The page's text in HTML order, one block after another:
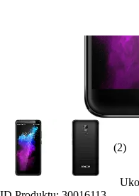
ID Produktu: 30016113
PopisParametre Na stiahnutie (2)
Kovový rámček
Notifikačná LED dióda